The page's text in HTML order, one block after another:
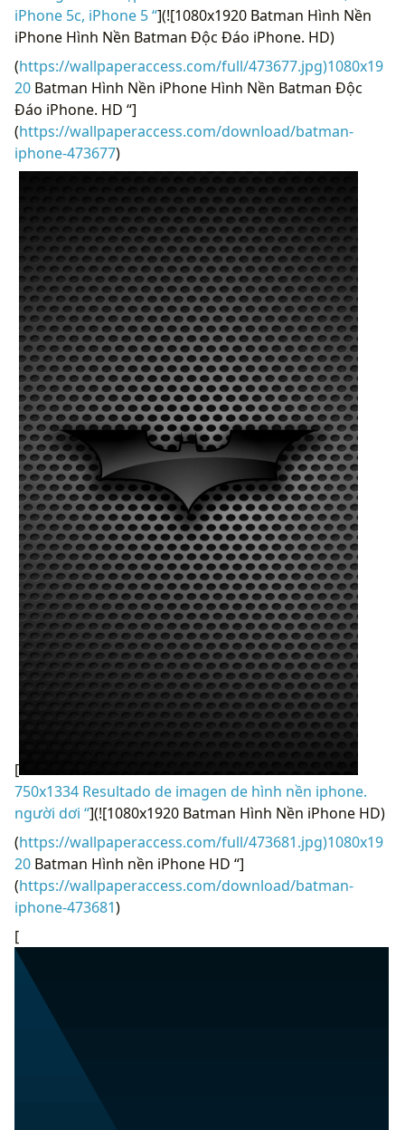
iPhone 5c, iPhone 5 “](![1080x1920 Batman Hình Nền
iPhone Hình Nền Batman Độc Đáo iPhone. HD)
(https://wallpaperaccess.com/full/473677.jpg)1080x19
20 Batman Hình Nền iPhone Hình Nền Batman Độc
Đáo iPhone. HD “]
(https://wallpaperaccess.com/download/batman-
iphone-473677)
[
750x1334 Resultado de imagen de hình nền iphone.
người dơi “](![1080x1920 Batman Hình Nền iPhone HD)
(https://wallpaperaccess.com/full/473681.jpg)1080x19
20 Batman Hình nền iPhone HD “]
(https://wallpaperaccess.com/download/batman-
iphone-473681)
[